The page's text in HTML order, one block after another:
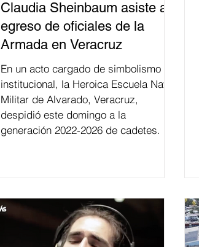
Claudia Sheinbaum asiste a
egreso de oficiales de la
Armada en Veracruz
En un acto cargado de simbolismo
institucional, la Heroica Escuela Naval
Militar de Alvarado, Veracruz,
despidió este domingo a la
generación 2022-2026 de cadetes.